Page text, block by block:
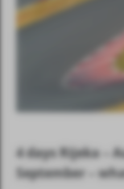
4 days Rijeka –
September –